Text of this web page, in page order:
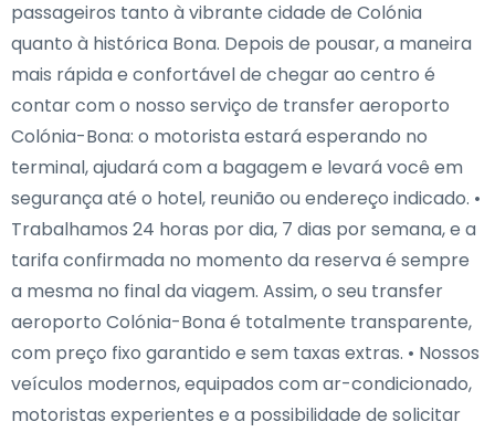
passageiros tanto à vibrante cidade de Colónia
quanto à histórica Bona. Depois de pousar, a maneira
mais rápida e confortável de chegar ao centro é
contar com o nosso serviço de transfer aeroporto
Colónia-Bona: o motorista estará esperando no
terminal, ajudará com a bagagem e levará você em
segurança até o hotel, reunião ou endereço indicado. •
Trabalhamos 24 horas por dia, 7 dias por semana, e a
tarifa confirmada no momento da reserva é sempre
a mesma no final da viagem. Assim, o seu transfer
aeroporto Colónia-Bona é totalmente transparente,
com preço fixo garantido e sem taxas extras. • Nossos
veículos modernos, equipados com ar-condicionado,
motoristas experientes e a possibilidade de solicitar